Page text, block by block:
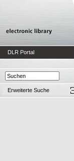
DLR Portal
Erweiterte Suche